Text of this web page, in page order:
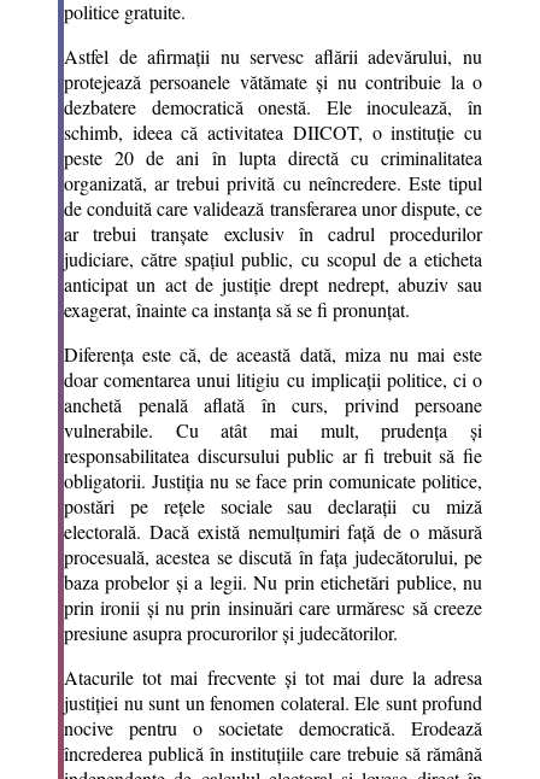
politice gratuite.
Astfel de afirmații nu servesc aflării adevărului, nu
protejează persoanele vătămate și nu contribuie la o
dezbatere democratică onestă. Ele inoculează, în
schimb, ideea că activitatea DIICOT, o instituție cu
peste 20 de ani în lupta directă cu criminalitatea
organizată, ar trebui privită cu neîncredere. Este tipul
de conduită care validează transferarea unor dispute, ce
ar trebui tranșate exclusiv în cadrul procedurilor
judiciare, către spațiul public, cu scopul de a eticheta
anticipat un act de justiție drept nedrept, abuziv sau
exagerat, înainte ca instanța să se fi pronunțat.
Diferența este că, de această dată, miza nu mai este
doar comentarea unui litigiu cu implicații politice, ci o
anchetă penală aflată în curs, privind persoane
vulnerabile. Cu atât mai mult, prudența și
responsabilitatea discursului public ar fi trebuit să fie
obligatorii. Justiția nu se face prin comunicate politice,
postări pe rețele sociale sau declarații cu miză
electorală. Dacă există nemulțumiri față de o măsură
procesuală, acestea se discută în fața judecătorului, pe
baza probelor și a legii. Nu prin etichetări publice, nu
prin ironii și nu prin insinuări care urmăresc să creeze
presiune asupra procurorilor și judecătorilor.
Atacurile tot mai frecvente și tot mai dure la adresa
justiției nu sunt un fenomen colateral. Ele sunt profund
nocive pentru o societate democratică. Erodează
încrederea publică în instituțiile care trebuie să rămână